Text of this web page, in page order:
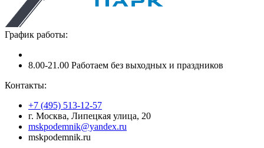
График работы:
8.00-21.00 Работаем без выходных и праздников
Контакты:
+7 (495) 513-12-57
г. Москва, Липецкая улица, 20
mskpodemnik@yandex.ru
mskpodemnik.ru